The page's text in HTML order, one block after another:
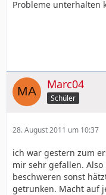
Probleme unterhalten
Marc04
Schüler
28. August 2011 um 10:37
ich war gestern zum
mir sehr gefallen.
beschweren sonst
getrunken. Macht auf